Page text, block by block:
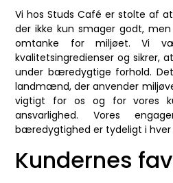
Vi hos Studs Café er stolte af
der ikke kun smager godt,
omtanke for miljøet. Vi
kvalitetsingredienser og sikrer,
under bæredygtige forhold.
landmænd, der anvender
vigtigt for os og for vores
ansvarlighed. Vores
bæredygtighed er tydeligt i hver
Kundernes